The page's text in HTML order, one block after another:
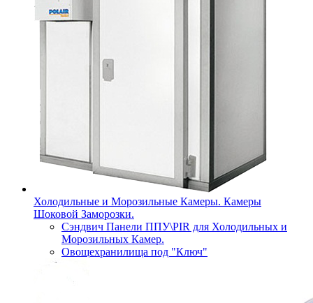
Холодильные и Морозильные Камеры. Камеры
Шоковой Заморозки.
Сэндвич Панели ППУ\PIR для Холодильных и
Морозильных Камер.
Овощехранилища под "Ключ"